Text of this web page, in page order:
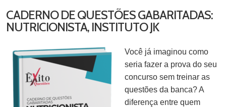
CADERNO DE QUESTÕES GABARITADAS:
NUTRICIONISTA, INSTITUTO JK
Você já imaginou como
seria fazer a prova do seu
concurso sem treinar as
questões da banca? A
diferença entre quem